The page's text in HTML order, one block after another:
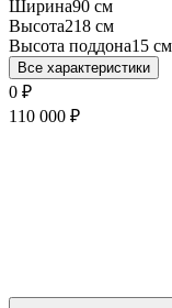
Ширина90 см
Высота218 см
Высота поддона15 см
Все характеристики
0 ₽
110 000 ₽